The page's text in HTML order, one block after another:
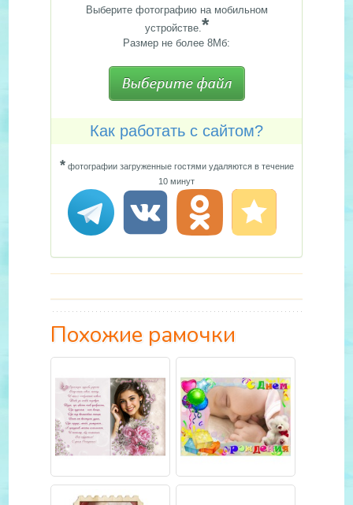
Выберите фотографию на мобильном
устройстве.*
Размер не более 8Мб:
Как работать с сайтом?
*фотографии загруженные гостями удаляются в течение
10 минут
Похожие рамочки